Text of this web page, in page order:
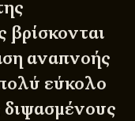
αναπνοής
εύκολο